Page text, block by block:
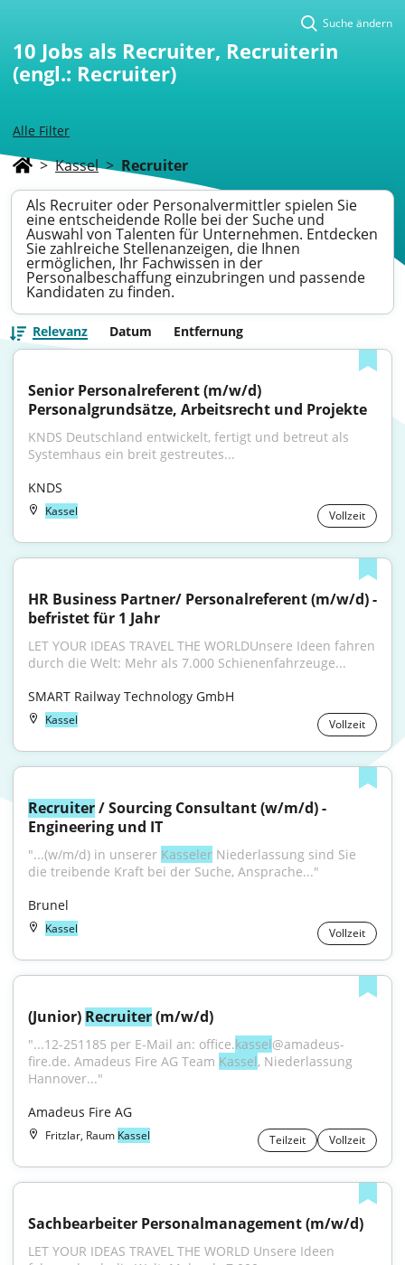
Alle Filter
Suche ändern
10 Jobs als Recruiter, Recruiterin
(engl.: Recruiter)
> Kassel > Recruiter
Als Recruiter oder Personalvermittler spielen Sie
eine entscheidende Rolle bei der Suche und
Auswahl von Talenten für Unternehmen. Entdecken
Sie zahlreiche Stellenanzeigen, die Ihnen
ermöglichen, Ihr Fachwissen in der
Personalbeschaffung einzubringen und passende
Kandidaten zu finden.
Relevanz Datum Entfernung
Senior Personalreferent (m/w/d)
Personalgrundsätze, Arbeitsrecht und Projekte
KNDS Deutschland entwickelt, fertigt und betreut als
Systemhaus ein breit gestreutes...
KNDS
Kassel Vollzeit
HR Business Partner/ Personalreferent (m/w/d) -
befristet für 1 Jahr
LET YOUR IDEAS TRAVEL THE WORLDUnsere Ideen fahren
durch die Welt: Mehr als 7.000 Schienenfahrzeuge...
SMART Railway Technology GmbH
Kassel Vollzeit
Recruiter / Sourcing Consultant (w/m/d) -
Engineering und IT
"...(w/m/d) in unserer Kasseler Niederlassung sind Sie
die treibende Kraft bei der Suche, Ansprache..."
Brunel
Kassel Vollzeit
(Junior) Recruiter (m/w/d)
"...12-251185 per E-Mail an: office.kassel@amadeus-
fire.de. Amadeus Fire AG Team Kassel, Niederlassung
Hannover..."
Amadeus Fire AG
Fritzlar, Raum Kassel Teilzeit Vollzeit
Sachbearbeiter Personalmanagement (m/w/d)
LET YOUR IDEAS TRAVEL THE WORLD Unsere Ideen